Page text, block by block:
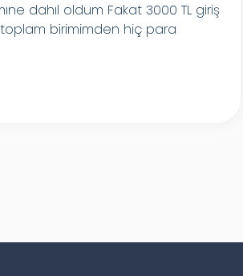
dahıl oldum Fakat 3000 TL giriş
toplam birimimden hiç para